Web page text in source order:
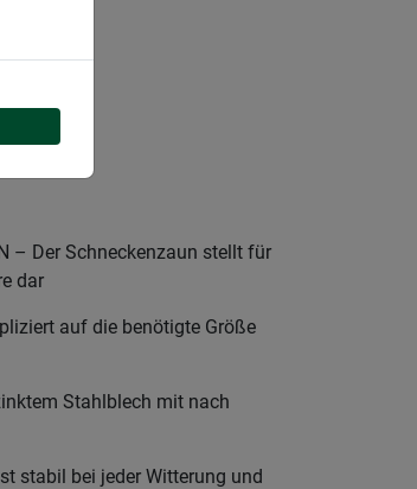
– Der Schneckenzaun stellt für
dar
auf die benötigte Größe
Stahlblech mit nach
stabil bei jeder Witterung und